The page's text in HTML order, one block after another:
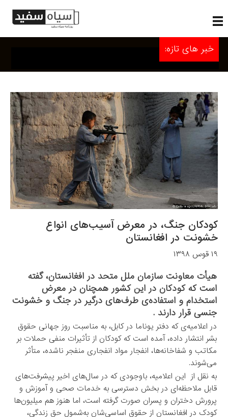
خبر های تازه:
کودکان جنگ، در معرض آسیب‌های انواع
خشونت در افغانستان
۱۹ قوس ۱۳۹۸
هیأت معاونت سازمان ملل متحد در افغانستان، گفته
است که کودکان در این کشور همچنان در معرض
استخدام و استفاده‌ی طرف‌های درگیر در جنگ و خشونت
جنسی قرار دارند .
در اعلامیه‌ی که دفتر یوناما در کابل، به مناسبت روز جهانی حقوق
بشر انتشار داده، آمده است که کودکان از تأثیرات منفی حملات بر
مکاتب و شفاخانه‌ها، انفجار مواد انفجاری منفجر ناشده، متأثر
می‌شوند.
به نقل از این اعلامیه، باوجودی که در سال‌های اخیر پیشرفت‌های
قابل ملاحظه‌ای در بخش دسترسی به خدمات صحی و آموزش و
پرورش دختران و پسران صورت گرفته است، اما هنوز هم میلیون‌ها
کودک در افغانستان از حقوق اساسی‌شان به‌شمول حق زندگی،